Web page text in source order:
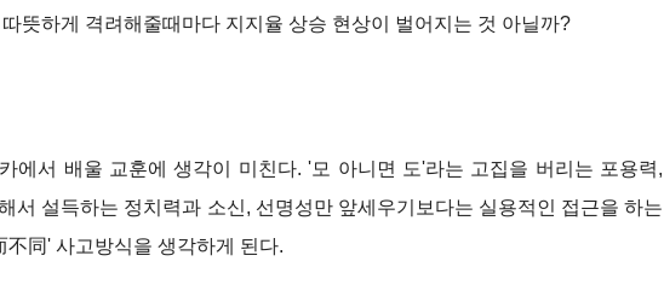
뜻하게 격려해줄때마다 지지율 상승 현상이 벌어지는 것 아닐까?
에서 배울 교훈에 생각이 미친다. '모 아니면 도'라는 고집을 버리는 포용력,
서 설득하는 정치력과 소신, 선명성만 앞세우기보다는 실용적인 접근을 하는
不同' 사고방식을 생각하게 된다.